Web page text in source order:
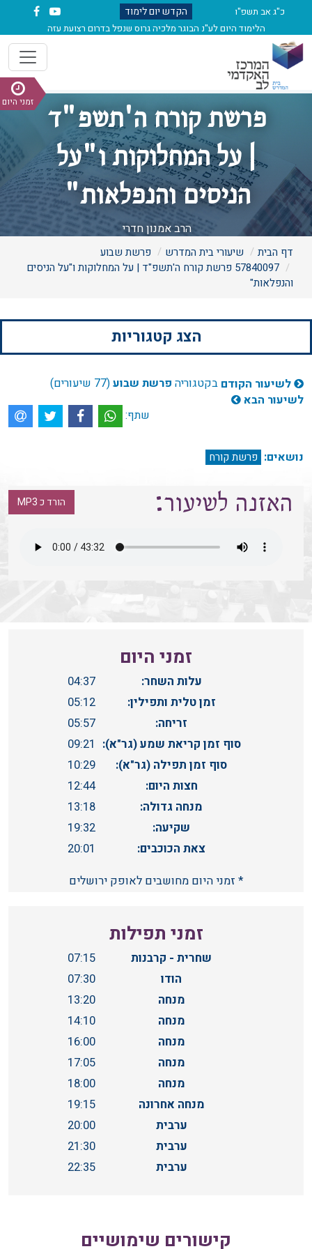
כ"ג אב תשפ"ו
הלימוד היום לע"נ הבוגר מלכיה גרוס שנפל בדרום רצועת עזה
הקדש יום לימוד
זמני היום
פרשת קורח ה'תשפ"ד
| על המחלוקות ו"על
הניסים והנפלאות"
הרב אמנון חדרי
דף הבית שיעורי בית המדרש
פרשת שבוע
57840097 פרשת קורח ה'תשפ"ד | על המחלוקות ו"על הניסים
והנפלאות"
הצג קטגוריות
לשיעור הקודם בקטגוריה פרשת שבוע(77 שיעורים)
לשיעור הבא
שתף:
נושאים: פרשת קורח
הורד כ MP3 האזנה לשיעור:
זמני היום
עלות השחר:
04:37
זמן טלית ותפילין:
05:12
זריחה:
05:57
סוף זמן קריאת שמע (גר"א): 09:21
סוף זמן תפילה (גר"א):
10:29
חצות היום:
12:44
מנחה גדולה:
13:18
שקיעה:
19:32
צאת הכוכבים:
20:01
* זמני היום מחושבים לאופק ירושלים
זמני תפילות
שחרית - קרבנות
07:15
הודו
07:30
מנחה
13:20
מנחה
14:10
מנחה
16:00
מנחה
17:05
מנחה
18:00
מנחה אחרונה
19:15
ערבית
20:00
ערבית
21:30
ערבית
22:35
קישורים שימושיים